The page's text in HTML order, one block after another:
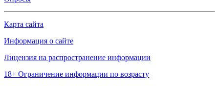
Карта сайта
Информация о сайте
Лицензия на распространение информации
18+ Ограничение информации по возрасту